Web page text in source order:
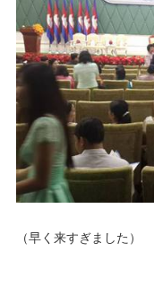
（早く来すぎました）